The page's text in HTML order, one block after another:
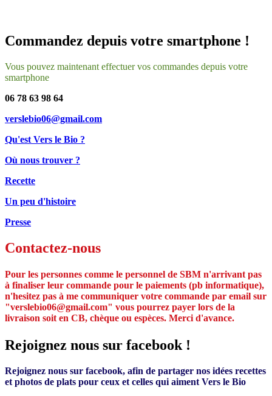
Commandez depuis votre smartphone !
Vous pouvez maintenant effectuer vos commandes depuis votre
smartphone
06 78 63 98 64
verslebio06@gmail.com
Qu'est Vers le Bio ?
Où nous trouver ?
Recette
Un peu d'histoire
Presse
Contactez-nous
Pour les personnes comme le personnel de SBM n'arrivant pas
à finaliser leur commande pour le paiements (pb informatique),
n'hesitez pas à me communiquer votre commande par email sur
"verslebio06@gmail.com" vous pourrez payer lors de la
livraison soit en CB, chèque ou espèces. Merci d'avance.
Rejoignez nous sur facebook !
Rejoignez nous sur facebook, afin de partager nos idées recettes
et photos de plats pour ceux et celles qui aiment Vers le Bio